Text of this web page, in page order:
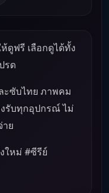
ดูฟรี เลือกดูได้ทั้ง
รด
ะซับไทย ภาพคม
รับทุกอุปกรณ์ ไม่
ย
ใหม่ #ซีรีย์